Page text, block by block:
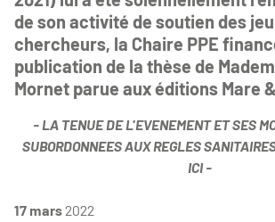
de son activité de soutien des
chercheurs, la Chaire PPE
publication de la thèse de
Mornet parue aux éditions Mare
- LA TENUE DE L'EVENEMENT ET SES
SUBORDONNEES AUXREGLES
ICI-
17 mars2022